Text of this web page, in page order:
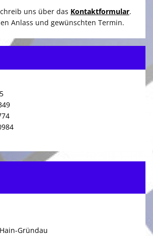
uns über das Kontaktformular.
Anlass und gewünschten Termin.
Gründau